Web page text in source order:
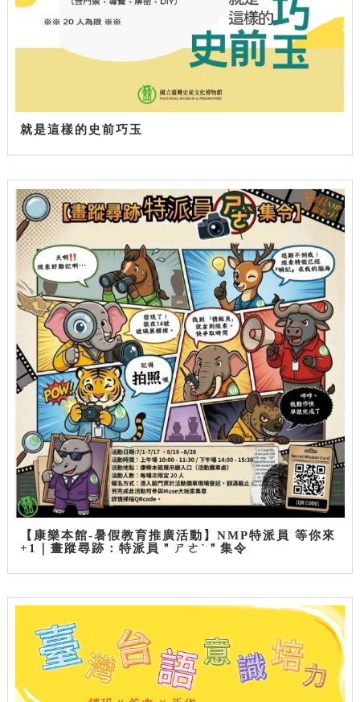
就是這樣的史前巧玉
【康樂本館-暑假教育推廣活動】NMP特派員 等你來
+1｜畫蹤尋跡：特派員＂ㄕㄜˋ＂集令